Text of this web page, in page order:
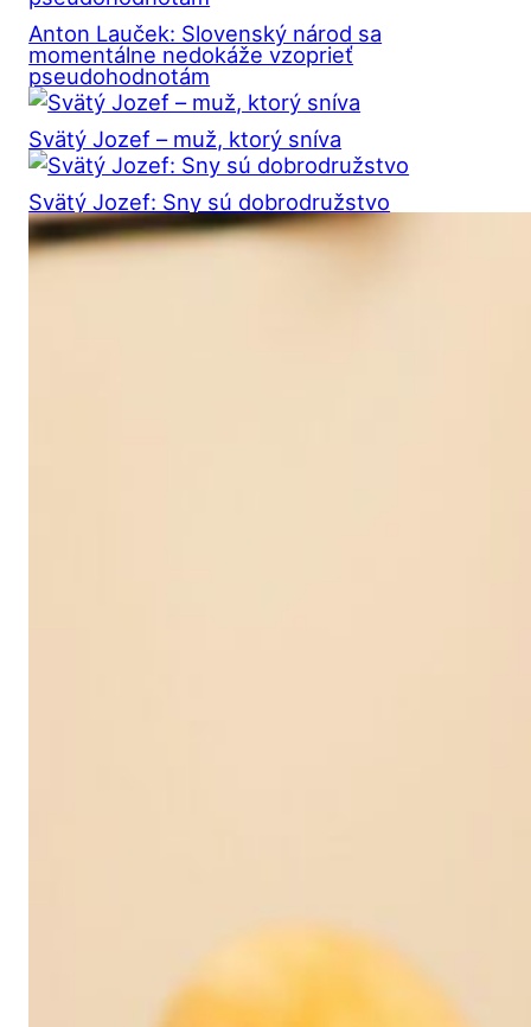
Anton Lauček: Slovenský národ sa
momentálne nedokáže vzoprieť
pseudohodnotám
Svätý Jozef – muž, ktorý sníva
Svätý Jozef: Sny sú dobrodružstvo